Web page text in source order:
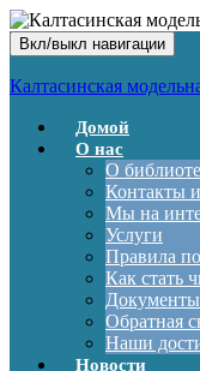
Вкл/выкл навигации
Калтасинская
Домой
О нас
О
Контакты
Мы на
Услуги
Правила
Как стать
Документы
Обратная
Наши
Новости